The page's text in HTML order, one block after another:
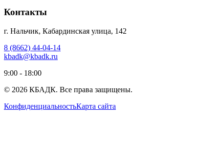
Контакты
г. Нальчик, Кабардинская улица, 142
8 (8662) 44-04-14
kbadk@kbadk.ru
9:00 - 18:00
© 2026 КБАДК. Все права защищены.
КонфиденциальностьКарта сайта